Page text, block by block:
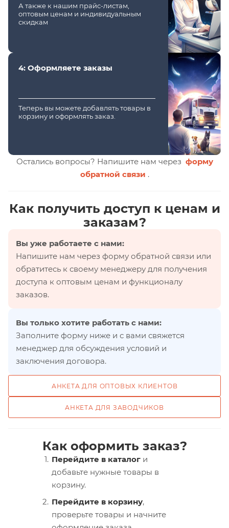
А также к нашим прайс-листам,
оптовым ценам и индивидуальным
скидкам
4: Оформляете заказы
Теперь вы можете добавлять товары в
корзину и оформлять заказ.
Остались вопросы? Напишите нам через форму
обратной связи .
Как получить доступ к ценам и
заказам?
Вы уже работаете с нами:
Напишите нам через форму обратной связи или
обратитесь к своему менеджеру для получения
доступа к оптовым ценам и функционалу
заказов.
Вы только хотите работать с нами:
Заполните форму ниже и с вами свяжется
менеджер для обсуждения условий и
заключения договора.
АНКЕТА ДЛЯ ОПТОВЫХ КЛИЕНТОВ
АНКЕТА ДЛЯ ЗАВОДЧИКОВ
Как оформить заказ?
Перейдите в каталог и
добавьте нужные товары в
корзину.
Перейдите в корзину,
проверьте товары и начните